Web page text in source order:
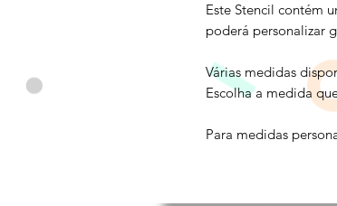
Este Stencil contém
poderá personalizar
Várias medidas
Escolha a medida
Para medidas